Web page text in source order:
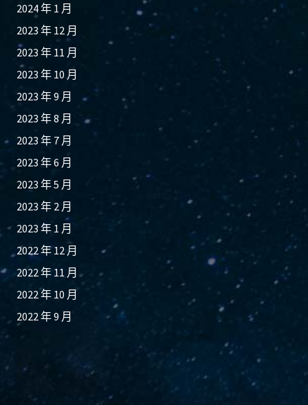
2024 年 1 月
2023 年 12 月
2023 年 11 月
2023 年 10 月
2023 年 9 月
2023 年 8 月
2023 年 7 月
2023 年 6 月
2023 年 5 月
2023 年 2 月
2023 年 1 月
2022 年 12 月
2022 年 11 月
2022 年 10 月
2022 年 9 月